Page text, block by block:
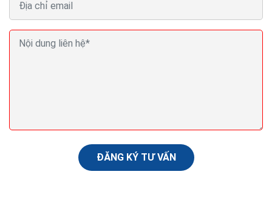
mại...
ĐĂNG KÝ TƯ VẤN